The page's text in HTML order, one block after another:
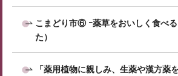
こまどり市⑥ ｰ薬草をおいしく食べ
た）
「薬用植物に親しみ、生薬や漢方薬